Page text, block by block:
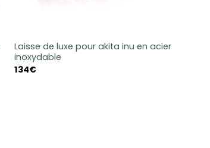
Laisse de luxe pour akita inu en acier
inoxydable
134€